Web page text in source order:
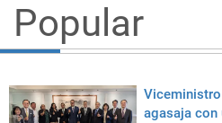
Popular
agasaja con